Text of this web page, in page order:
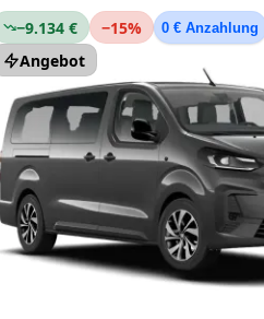
−9.134 € −15% 0 € Anzahlung
Angebot